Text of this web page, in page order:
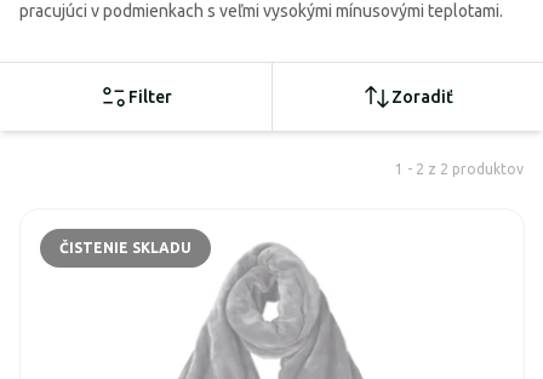
pracujúci v podmienkach s veľmi vysokými mínusovými teplotami.
Filter Zoradiť
1 - 2 z 2 produktov
ČISTENIE SKLADU